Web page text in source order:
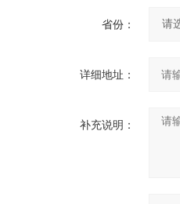
省份：
详细地址：
补充说明：